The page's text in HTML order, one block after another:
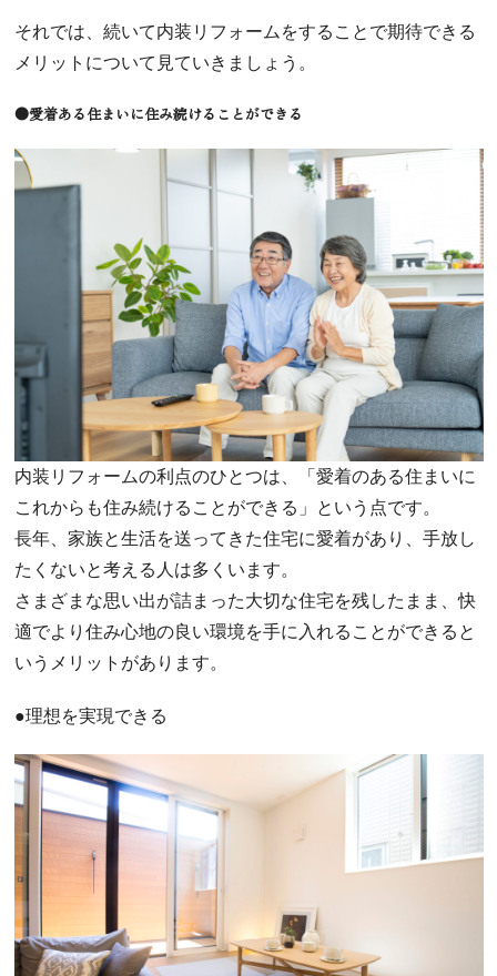
それでは、続いて内装リフォームをすることで期待できる
メリットについて見ていきましょう。
●愛着ある住まいに住み続けることができる
内装リフォームの利点のひとつは、「愛着のある住まいに
これからも住み続けることができる」という点です。
長年、家族と生活を送ってきた住宅に愛着があり、手放し
たくないと考える人は多くいます。
さまざまな思い出が詰まった大切な住宅を残したまま、快
適でより住み心地の良い環境を手に入れることができると
いうメリットがあります。
●理想を実現できる